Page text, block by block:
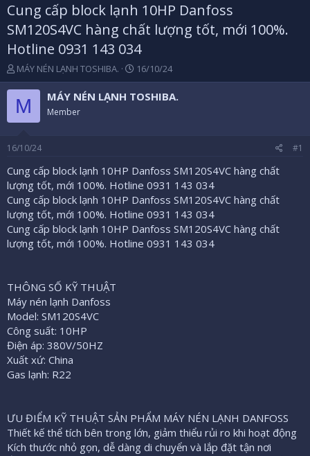
Cung cấp block lạnh 10HP Danfoss
SM120S4VC hàng chất lượng tốt, mới 100%.
Hotline 0931 143 034
B
ắ
t
đ
MÁY NÉN LẠNH TOSHIBA.
N
g
à
ầ
16/10/24
M MÁY NÉN LẠNH TOSHIBA.
Member
16/10/24 #1
Cung cấp block lạnh 10HP Danfoss SM120S4VC hàng chất
lượng tốt, mới 100%. Hotline 0931 143 034
Cung cấp block lạnh 10HP Danfoss SM120S4VC hàng chất
lượng tốt, mới 100%. Hotline 0931 143 034
Cung cấp block lạnh 10HP Danfoss SM120S4VC hàng chất
lượng tốt, mới 100%. Hotline 0931 143 034
THÔNG SỐ KỸ THUẬT
Máy nén lạnh Danfoss
Model: SM120S4VC
Công suất: 10HP
Điện áp: 380V/50HZ
Xuất xứ: China
Gas lạnh: R22
ƯU ĐIỂM KỸ THUẬT SẢN PHẨM MÁY NÉN LẠNH DANFOSS
Thiết kế thể tích bên trong lớn, giảm thiểu rủi ro khi hoạt động
Kích thước nhỏ gọn, dễ dàng di chuyển và lắp đặt tận nơi